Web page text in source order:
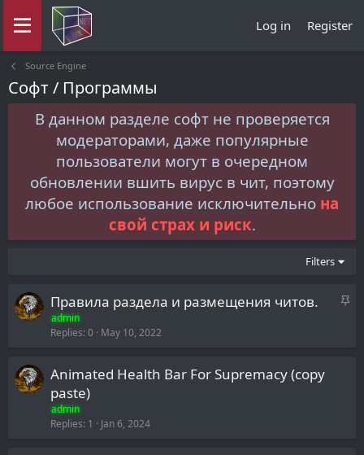
Log in Register
Source Engine
Софт / Программы
В данном разделе софт не проверяется
модераторами, даже популярные
пользователи могут в очередном
обновлении вшить вирус в чит, поэтому
любое использование исключительно на
свой страх и риск.
Filters
S
Правила раздела и размещения читов.
admin
Replies 0 May 10, 2022
Animated Health Bar For Supremacy (copy
paste)
admin
Replies 1 Jan 6, 2024